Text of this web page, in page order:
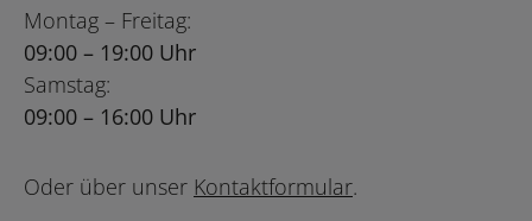
Montag – Freitag:
09:00 – 19:00 Uhr
Samstag:
09:00 – 16:00 Uhr
Oder über unser Kontaktformular.